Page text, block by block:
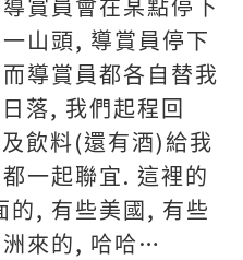
賞員會在某點停下
山頭, 導賞員停下
而導賞員都各自替我
落, 我們起程回
飲料(還有酒) 給我
一起聯宜. 這裡的
的, 有些美國 , 有些
來的, 哈哈 …